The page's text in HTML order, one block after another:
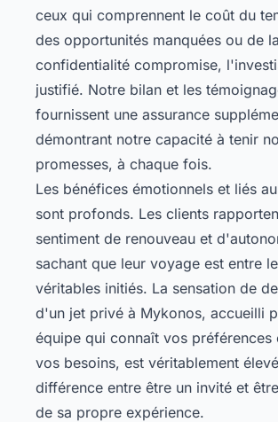
ceux qui comprennent le coût du
des opportunités manquées ou de la
confidentialité compromise,
justifié. Notre bilan et les
fournissent une assurance
démontrant notre capacité à tenir
promesses, à chaque fois.
Les bénéfices émotionnels et liés
sont profonds. Les clients
sentiment de renouveau et
sachant que leur voyage est entre
véritables initiés. La sensation de
d'un jet privé à Mykonos, accueilli
équipe qui connaît vos préférences
vos besoins, est véritablement
différence entre être un invité et
de sa propre expérience.